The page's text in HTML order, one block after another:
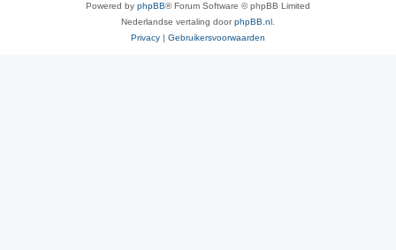
Powered by phpBB® Forum Software © phpBB Limited
Nederlandse vertaling doorphpBB.nl.
Privacy | Gebruikersvoorwaarden